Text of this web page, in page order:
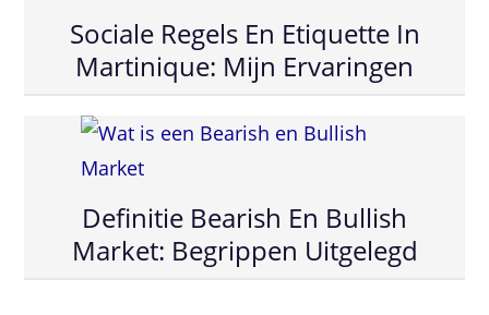
Sociale Regels En Etiquette In
Martinique: Mijn Ervaringen
Definitie Bearish En Bullish
Market: Begrippen Uitgelegd